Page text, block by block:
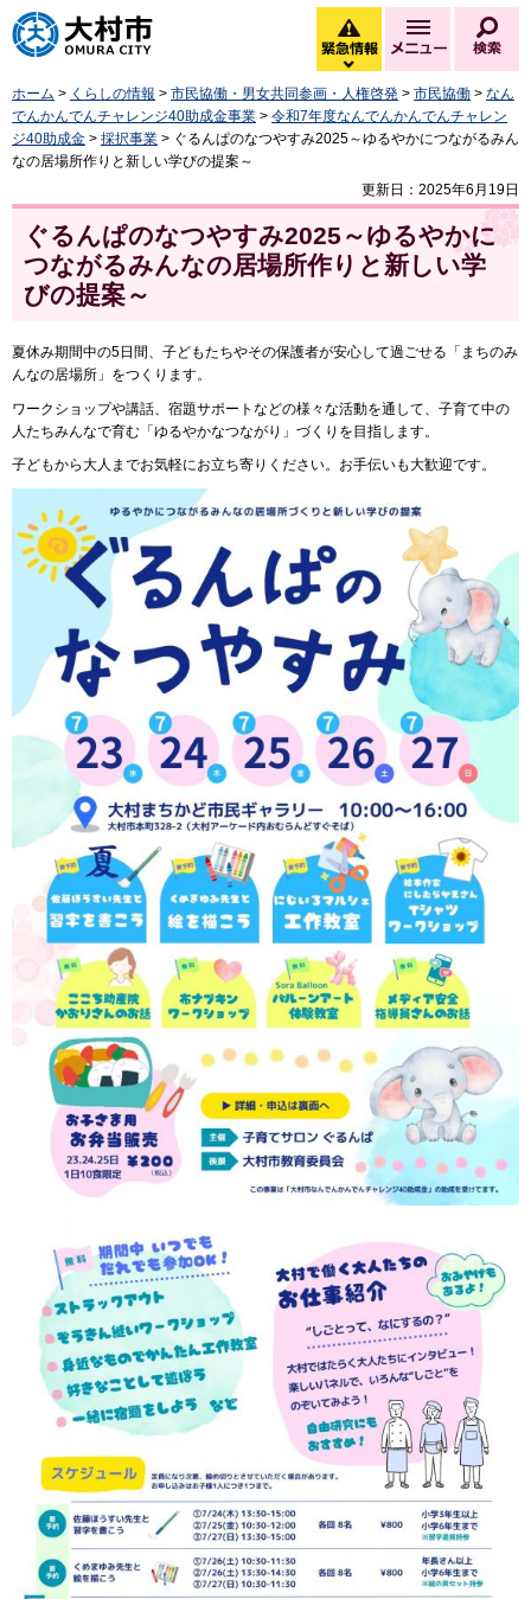
大村市
緊急情報
緊急情報を開く
メニュー
ホーム > くらしの情報 > 市民協働・男女共同参画・人権啓発 > 市民協働 > なん
でんかんでんチャレンジ40助成金事業 > 令和7年度なんでんかんでんチャレン
ジ40助成金 > 採択事業 > ぐるんぱのなつやすみ2025～ゆるやかにつながるみん
なの居場所作りと新しい学びの提案～
更新日：2025年6月19日
ぐるんぱのなつやすみ2025～ゆるやかに
つながるみんなの居場所作りと新しい学
びの提案～
夏休み期間中の5日間、子どもたちやその保護者が安心して過ごせる「まちのみ
んなの居場所」をつくります。
ワークショップや講話、宿題サポートなどの様々な活動を通して、子育て中の
人たちみんなで育む「ゆるやかなつながり」づくりを目指します。
子どもから大人までお気軽にお立ち寄りください。お手伝いも大歓迎です。